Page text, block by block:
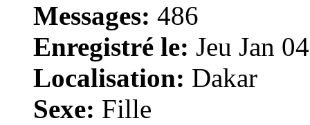
Messages: 486
Enregistré le: Jeu Jan
Localisation: Dakar
Sexe: Fille